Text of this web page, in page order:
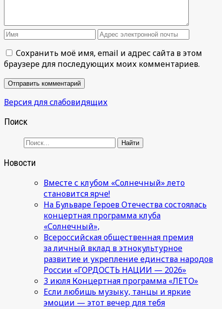
Сохранить моё имя, email и адрес сайта в этом
браузере для последующих моих комментариев.
Версия для слабовидящих
Поиск
Новости
Вместе с клубом «Солнечный» лето
становится ярче!
На Бульваре Героев Отечества состоялась
концертная программа клуба
«Солнечный»,
Всероссийская общественная премия
за личный вклад в этнокультурное
развитие и укрепление единства народов
России «ГОРДОСТЬ НАЦИИ — 2026»
3 июля Концертная программа «ЛЕТО»
Если любишь музыку, танцы и яркие
эмоции — этот вечер для тебя